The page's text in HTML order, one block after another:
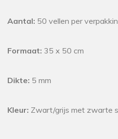
Aantal: 50 vellen per
Formaat: 35 x 50 cm
Dikte: 5 mm
Kleur: Zwart/grijs met zwarte